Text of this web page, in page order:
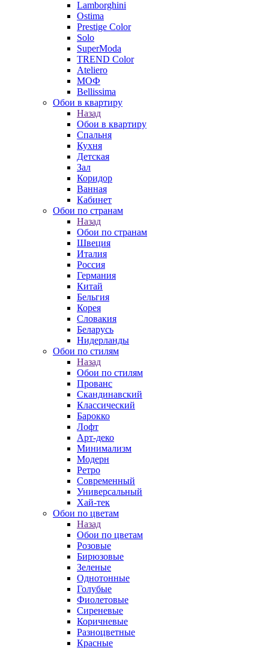
Lamborghini
Ostima
Prestige Color
Solo
SuperModa
TREND Color
Ateliero
МОФ
Bellissima
Обои в квартиру
Назад
Обои в квартиру
Спальня
Кухня
Детская
Зал
Коридор
Ванная
Кабинет
Обои по странам
Назад
Обои по странам
Швеция
Италия
Россия
Германия
Китай
Бельгия
Корея
Словакия
Беларусь
Нидерланды
Обои по стилям
Назад
Обои по стилям
Прованс
Скандинавский
Классический
Барокко
Лофт
Арт-деко
Минимализм
Модерн
Ретро
Современный
Универсальный
Хай-тек
Обои по цветам
Назад
Обои по цветам
Розовые
Бирюзовые
Зеленые
Однотонные
Голубые
Фиолетовые
Сиреневые
Коричневые
Разноцветные
Красные